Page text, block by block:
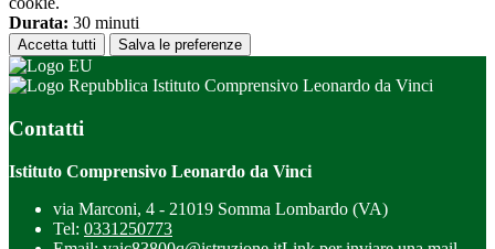
Durata: 30 minuti
Accetta tutti Salva le preferenze
Istituto Comprensivo Leonardo da Vinci
Contatti
Istituto Comprensivo Leonardo da Vinci
via Marconi, 4 - 21019 Somma Lombardo (VA)
Tel: 0331250773